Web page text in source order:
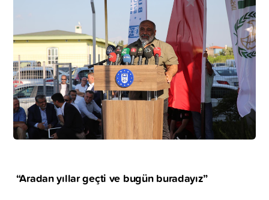
“Aradan yıllar geçti ve bugün buradayız”